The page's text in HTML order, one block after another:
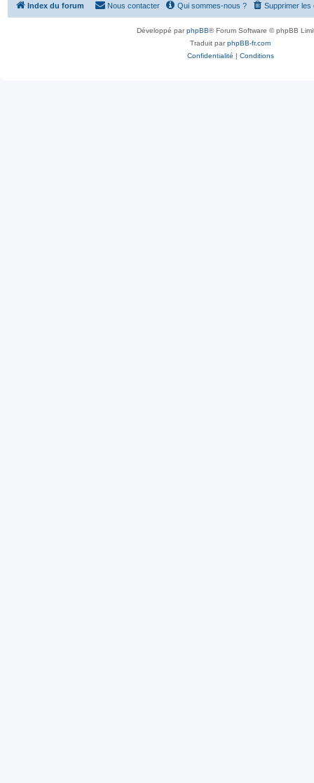
Index du forum Supprimer les
Qui sommes-nous ?
Nous contacter
Développé parphpBB® Forum Software © phpBB
Traduit parphpBB-fr.com
Confidentialité | Conditions